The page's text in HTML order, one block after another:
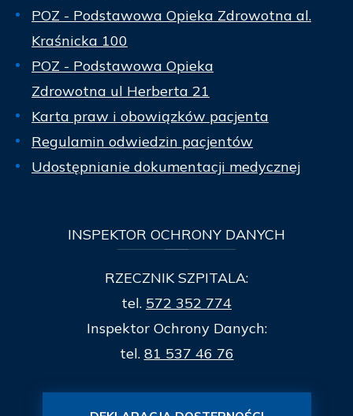
POZ - Podstawowa Opieka Zdrowotna al.
Kraśnicka 100
POZ - Podstawowa Opieka
Zdrowotna ul Herberta 21
Karta praw i obowiązków pacjenta
Regulamin odwiedzin pacjentów
Udostępnianie dokumentacji medycznej
INSPEKTOR OCHRONY DANYCH
RZECZNIK SZPITALA:
tel. 572 352 774
Inspektor Ochrony Danych:
tel. 81 537 46 76